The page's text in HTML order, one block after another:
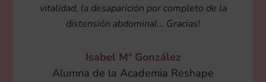
vitalidad, la desaparición por completo de la
distensión abdominal… Gracias!
Isabel Mª González
Alumna de la Academia Reshape